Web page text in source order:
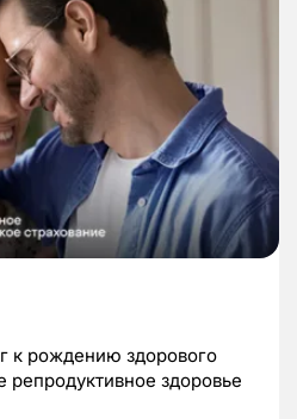
к рождению здорового
здоровье